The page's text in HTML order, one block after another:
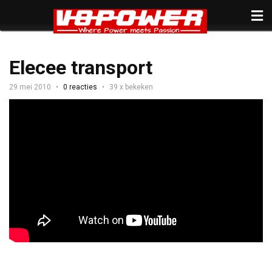
Elecee transport
29 mei 2010 0 reacties 39 x bekeken